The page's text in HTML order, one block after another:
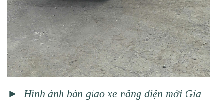
► Hình ảnh bàn giao xe nâng điện mới Gía